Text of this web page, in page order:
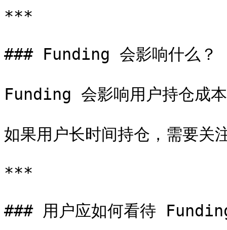
***
### Funding 会影响什么？
Funding 会影响用户持仓成
如果用户长时间持仓，需要关
***
### 用户应如何看待